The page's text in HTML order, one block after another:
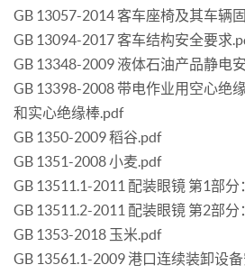
GB 13057-2014 客车座椅及其车辆
GB 13094-2017 客车结构安全要求
GB 13348-2009 液体石油产品静电
GB 13398-2008 带电作业用空心绝
和实心绝缘棒.pdf
GB 1350-2009 稻谷.pdf
GB 1351-2008 小麦.pdf
GB 13511.1-2011 配装眼镜 第1部
GB 13511.2-2011 配装眼镜 第2部分
GB 1353-2018 玉米.pdf
GB 13561.1-2009 港口连续装卸设